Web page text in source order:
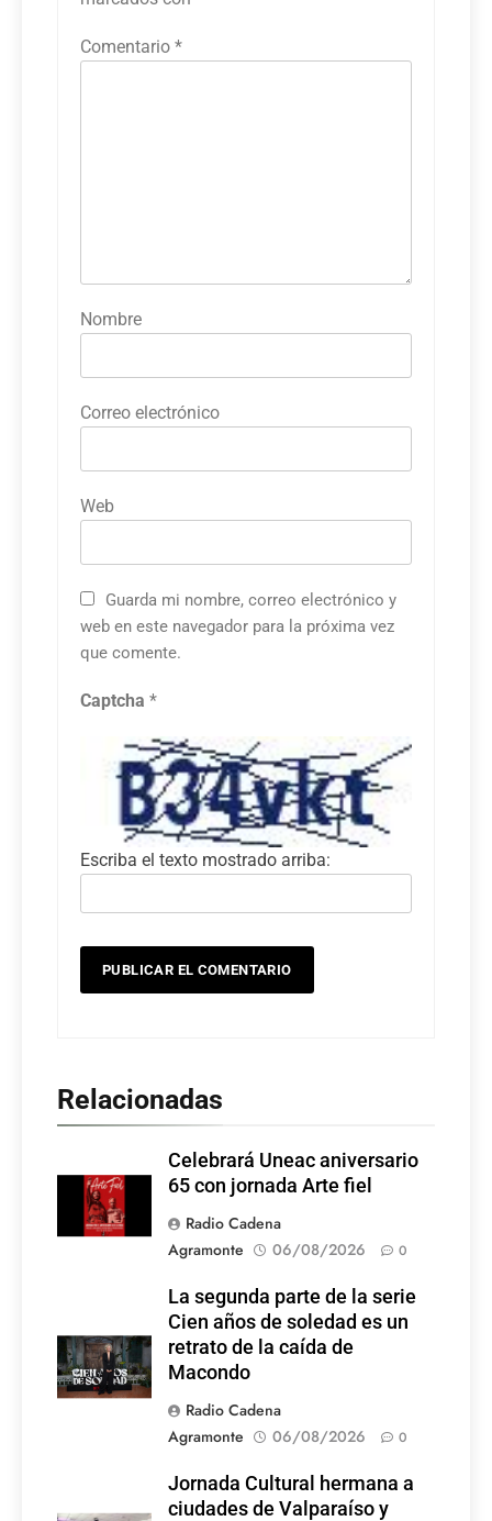
Comentario *
Nombre
Correo electrónico
Web
Guarda mi nombre, correo electrónico y
web en este navegador para la próxima vez
que comente.
Captcha *
Escriba el texto mostrado arriba:
Relacionadas
Celebrará Uneac aniversario
65 con jornada Arte fiel
Radio Cadena
Agramonte
06/08/2026 0
La segunda parte de la serie
Cien años de soledad es un
retrato de la caída de
Macondo
Radio Cadena
Agramonte
06/08/2026 0
Jornada Cultural hermana a
ciudades de Valparaíso y